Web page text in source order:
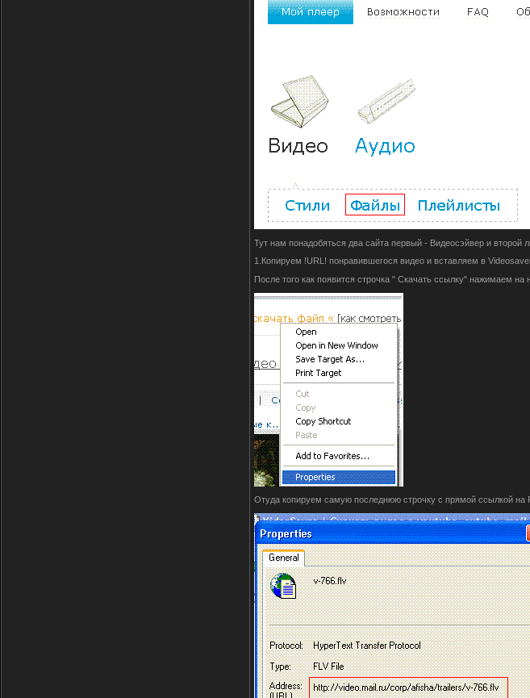
Тут нам понадобяться два сайта первый - Видеосэйвер и второй
1.Копируем !URL! понравившегося видео и вставляем в
После того как появится строчка " Скачать ссылку" нажимаем
Отуда копируем самую последнюю строчку с прямой ссылкой на